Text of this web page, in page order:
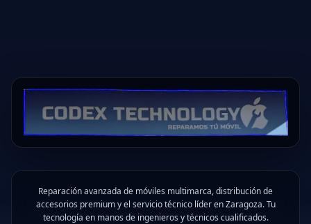
Reparación avanzada de móviles multimarca, distribución de
accesorios premium y el servicio técnico líder en Zaragoza. Tu
tecnología en manos de ingenieros y técnicos cualificados.